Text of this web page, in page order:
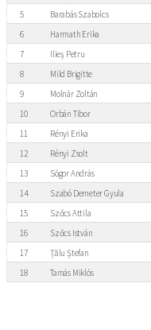
5
Barabás Szabolcs
6
Harmath Erika
7
Ilieș Petru
8
Mild Brigitte
9
Molnár Zoltán
10
Orbán Tibor
11
Rényi Erika
12
Rényi Zsolt
13
Sógor András
14
Szabó Demeter Gyula
15
Szőcs Attila
16
Szőcs István
17
Țălu Ștefan
18
Tamás Miklós